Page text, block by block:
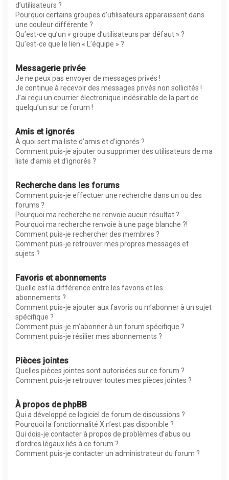
d’utilisateurs ?
Pourquoi certains groupes d’utilisateurs apparaissent dans
une couleur différente ?
Qu’est-ce qu’un « groupe d’utilisateurs par défaut » ?
Qu’est-ce que le lien « L’équipe » ?
Messagerie privée
Je ne peux pas envoyer de messages privés !
Je continue à recevoir des messages privés non sollicités !
J’ai reçu un courrier électronique indésirable de la part de
quelqu’un sur ce forum !
Amis et ignorés
À quoi sert ma liste d’amis et d’ignorés ?
Comment puis-je ajouter ou supprimer des utilisateurs de ma
liste d’amis et d’ignorés ?
Recherche dans les forums
Comment puis-je effectuer une recherche dans un ou des
forums ?
Pourquoi ma recherche ne renvoie aucun résultat ?
Pourquoi ma recherche renvoie à une page blanche ?!
Comment puis-je rechercher des membres ?
Comment puis-je retrouver mes propres messages et
sujets ?
Favoris et abonnements
Quelle est la différence entre les favoris et les
abonnements ?
Comment puis-je ajouter aux favoris ou m’abonner à un sujet
spécifique ?
Comment puis-je m’abonner à un forum spécifique ?
Comment puis-je résilier mes abonnements ?
Pièces jointes
Quelles pièces jointes sont autorisées sur ce forum ?
Comment puis-je retrouver toutes mes pièces jointes ?
À propos de phpBB
Qui a développé ce logiciel de forum de discussions ?
Pourquoi la fonctionnalité X n’est pas disponible ?
Qui dois-je contacter à propos de problèmes d’abus ou
d’ordres légaux liés à ce forum ?
Comment puis-je contacter un administrateur du forum ?